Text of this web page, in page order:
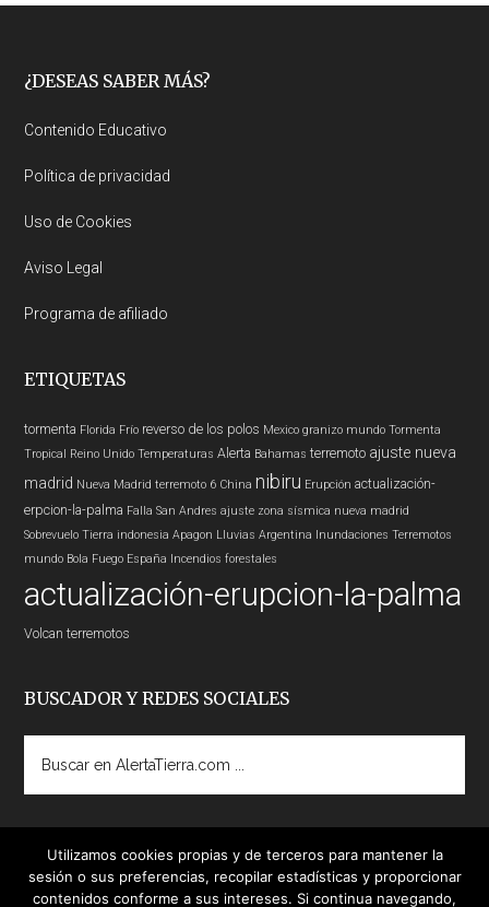
Footer
¿DESEAS SABER MÁS?
Contenido Educativo
Política de privacidad
Uso de Cookies
Aviso Legal
Programa de afiliado
ETIQUETAS
tormenta Florida Frío reverso de los polos Mexico granizo mundo Tormenta
Tropical
Reino Unido Temperaturas Alerta Bahamas terremoto ajuste nueva
madrid Nueva Madrid terremoto 6 China nibiru Erupción actualización-
erpcion-la-palma Falla San Andres ajuste zona sísmica nueva madrid
Sobrevuelo Tierra indonesia Apagon Lluvias Argentina Inundaciones Terremotos
mundo Bola Fuego España Incendios forestales
actualización-erupcion-la-palma
Volcan terremotos
BUSCADOR Y REDES SOCIALES
AlertaTierra.com
Utilizamos cookies propias y de terceros para mantener la
sesión o sus preferencias, recopilar estadísticas y proporcionar
contenidos conforme a sus intereses. Si continua navegando,